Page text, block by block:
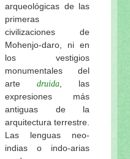
arqueológicas de las
primeras
civilizaciones de
Mohenjo-daro, ni en
los vestigios
monumentales del
arte druida , las
expresiones más
antiguas de la
arquitectura terrestre.
Las lenguas neo-
indias o indo-arias